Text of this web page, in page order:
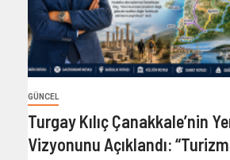
GÜNCEL
Turgay Kılıç Çanakkale’nin
Vizyonunu Açıklandı: